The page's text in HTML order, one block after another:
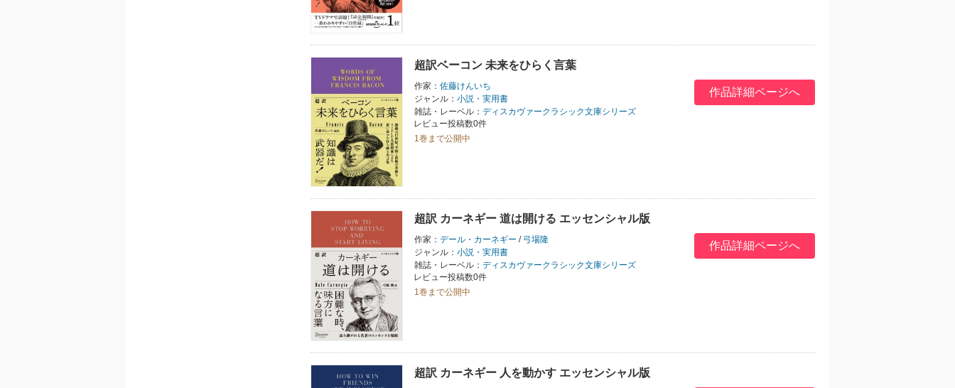
超訳ベーコン 未来をひらく言葉
作家： 佐藤けんいち
ジャンル： 小説・実用書
雑誌・レーベル： ディスカヴァークラシック文庫シリーズ
レビュー投稿数0件
1巻まで公開中
作品詳細ページへ
超訳 カーネギー 道は開ける エッセンシャル版
作家： デール・カーネギー / 弓場隆
ジャンル： 小説・実用書
雑誌・レーベル： ディスカヴァークラシック文庫シリーズ
レビュー投稿数0件
1巻まで公開中
作品詳細ページへ
超訳 カーネギー 人を動かす エッセンシャル版